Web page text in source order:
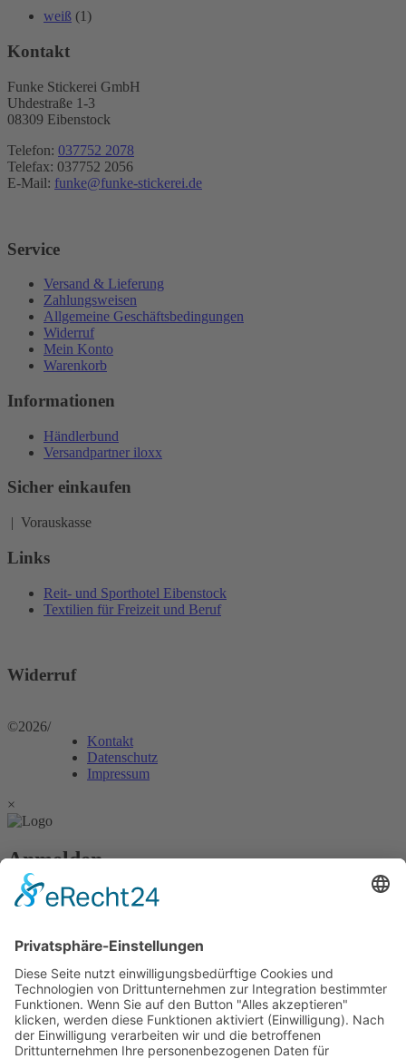
weiß (1)
Kontakt
Funke Stickerei GmbH
Uhdestraße 1-3
08309 Eibenstock
Telefon: 037752 2078
Telefax: 037752 2056
E-Mail: funke@funke-stickerei.de
Service
Versand & Lieferung
Zahlungsweisen
Allgemeine Geschäftsbedingungen
Widerruf
Mein Konto
Warenkorb
Informationen
Händlerbund
Versandpartner iloxx
Sicher einkaufen
| Vorauskasse
Links
Reit- und Sporthotel Eibenstock
Textilien für Freizeit und Beruf
Widerruf
©2026/
Kontakt
Datenschutz
Impressum
×
Anmelden
Passwort vergessen?
Angemeldet bleiben
Anmelden